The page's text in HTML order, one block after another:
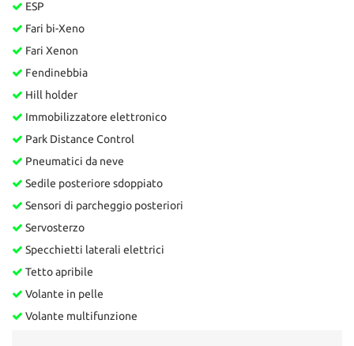
ESP
Fari bi-Xeno
Fari Xenon
Fendinebbia
Hill holder
Immobilizzatore elettronico
Park Distance Control
Pneumatici da neve
Sedile posteriore sdoppiato
Sensori di parcheggio posteriori
Servosterzo
Specchietti laterali elettrici
Tetto apribile
Volante in pelle
Volante multifunzione